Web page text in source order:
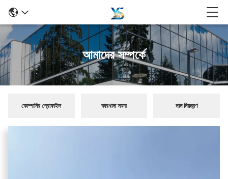
আমাদের সম্পর্কে
কোম্পানির প্রোফাইল কারখানা সফর মান নিয়ন্ত্রণ